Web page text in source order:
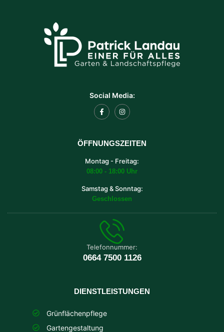
Social Media:
ÖFFNUNGSZEITEN
Montag - Freitag:
08:00 - 18:00 Uhr
Samstag & Sonntag:
Geschlossen
Telefonnummer:
0664 7500 1126
DIENSTLEISTUNGEN
Grünflächenpflege
Gartengestaltung